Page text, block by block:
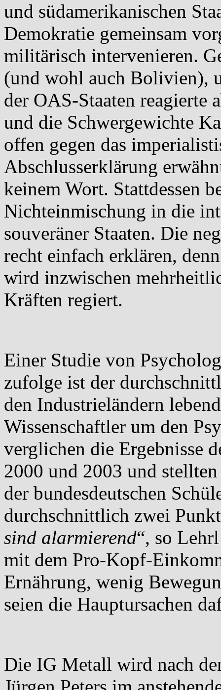
und südamerikanischen
Demokratie gemeinsam
militärisch intervenieren.
(und wohl auch Bolivien),
der OAS-Staaten reagierte
und die Schwergewichte
offen gegen das
Abschlusserklärung
keinem Wort. Stattdessen
Nichteinmischung in die
souveräner Staaten. Die
recht einfach erklären,
wird inzwischen
Kräften regiert.
Einer Studie von
zufolge ist der
den Industrieländern
Wissenschaftler um den
verglichen die Ergebnisse
2000 und 2003 und
der bundesdeutschen
durchschnittlich zwei
sind alarmierend“, so
mit dem Pro-Kopf-
Ernährung, wenig
seien die Hauptursachen
Die IG Metall wird nach